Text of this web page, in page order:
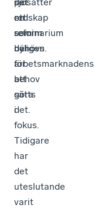
en
reform
där
arbetsmarknadens
behov
sätts
i
fokus.
Tidigare
har
det
uteslutande
varit
redskap
som
behövs
för
att
göra
det.
ett
seminarium
nyligen.